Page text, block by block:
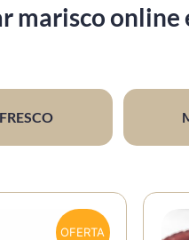
marisco online
OFERTA